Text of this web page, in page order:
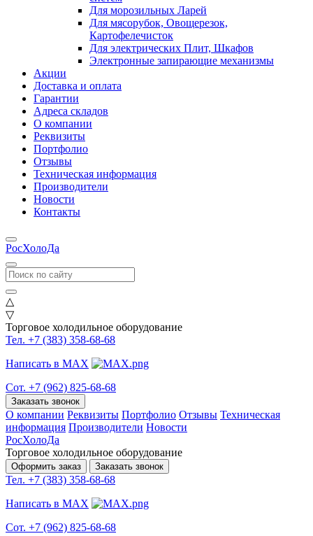
Для морозильных Ларей
Для мясорубок, Овощерезок,
Картофелечисток
Для электрических Плит, Шкафов
Электронные запирающие механизмы
Акции
Доставка и оплата
Гарантии
Адреса складов
О компании
Реквизиты
Портфолио
Отзывы
Техническая информация
Производители
Новости
Контакты
РосХолоДа
△
▽
Торговое холодильное оборудование
Тел. +7 (383) 358-68-68
Написать в MAX
Сот. +7 (962) 825-68-68
Заказать звонок
О компании Реквизиты Портфолио Отзывы Техническая
информация Производители Новости
РосХолоДа
Торговое холодильное оборудование
Оформить заказ Заказать звонок
Тел. +7 (383) 358-68-68
Написать в MAX
Сот. +7 (962) 825-68-68